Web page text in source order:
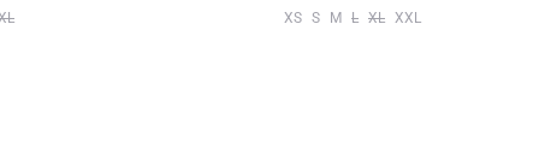
XS S M L XL XXL